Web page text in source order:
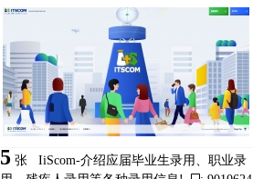
5 张 IiScom-介绍应届毕业生录用、职业录